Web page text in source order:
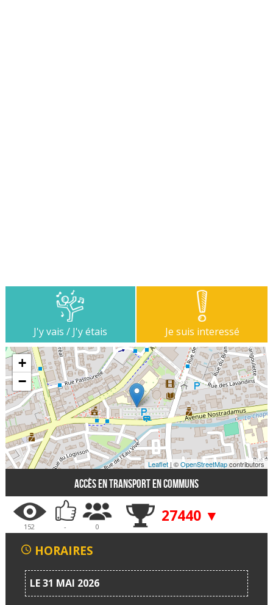
J'y vais / J'y étais Je suis interessé
+
−
Leaflet | ©OpenStreetMapcontributors
Accès en transport en communs
152 - 0
27440 ▼
HORAIRES
LE 31 MAI 2026